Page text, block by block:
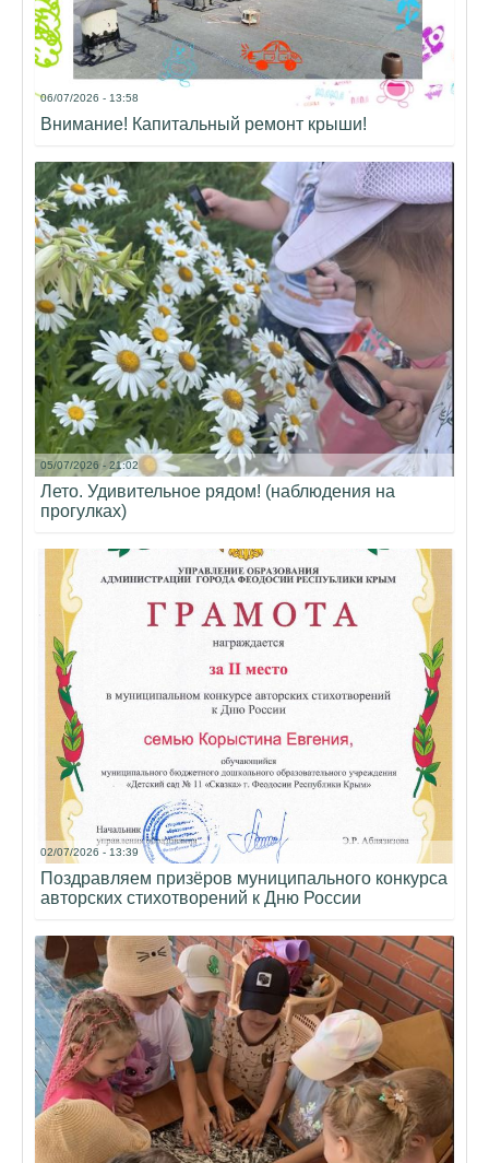
06/07/2026 - 13:58
Внимание! Капитальный ремонт крыши!
05/07/2026 - 21:02
Лето. Удивительное рядом! (наблюдения на
прогулках)
02/07/2026 - 13:39
Поздравляем призёров муниципального конкурса
авторских стихотворений к Дню России